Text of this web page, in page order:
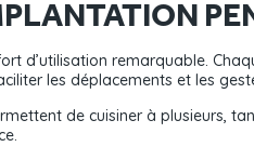
d’utilisation remarquable.
les déplacements et les
de cuisiner à plusieurs,